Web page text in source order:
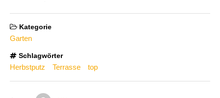
Kategorie
Garten
Schlagwörter
Herbstputz Terrasse top